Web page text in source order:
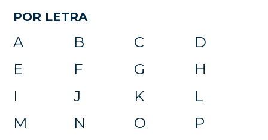
POR LETRA
A B C
D
E
F G
H
I
J K
L
M
N O
P